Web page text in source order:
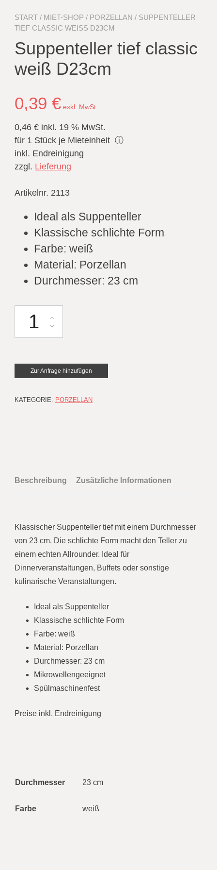
START / MIET-SHOP / PORZELLAN / SUPPENTELLER
TIEF CLASSIC WEISS D23CM
Suppenteller tief classic
weiß D23cm
0,39 € exkl. MwSt.
0,46 € inkl. 19 % MwSt.
für 1 Stück je Mieteinheit ⓘ
inkl. Endreinigung
zzgl. Lieferung
Artikelnr. 2113
Ideal als Suppenteller
Klassische schlichte Form
Farbe: weiß
Material: Porzellan
Durchmesser: 23 cm
Zur Anfrage hinzufügen
KATEGORIE: PORZELLAN
Beschreibung Zusätzliche Informationen
Klassischer Suppenteller tief mit einem Durchmesser
von 23 cm. Die schlichte Form macht den Teller zu
einem echten Allrounder. Ideal für
Dinnerveranstaltungen, Buffets oder sonstige
kulinarische Veranstaltungen.
Ideal als Suppenteller
Klassische schlichte Form
Farbe: weiß
Material: Porzellan
Durchmesser: 23 cm
Mikrowellengeeignet
Spülmaschinenfest
Preise inkl. Endreinigung
Durchmesser 23 cm
Farbe weiß